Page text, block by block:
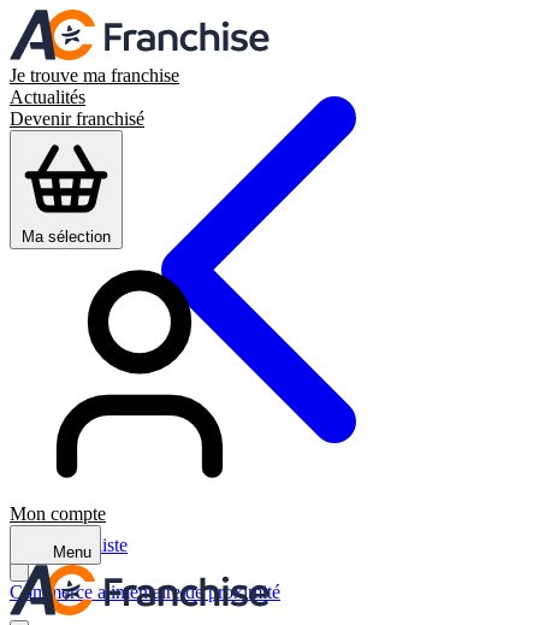
Je trouve ma franchise
Actualités
Devenir franchisé
Ma sélection
Mon compte
Menu
Retour à la liste
Commerce alimentaire de proximité